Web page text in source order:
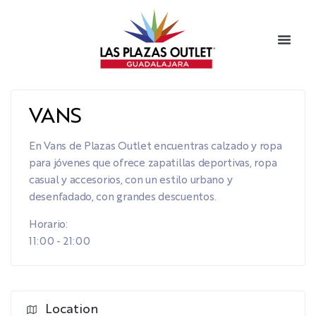
VANS
En Vans de Plazas Outlet encuentras calzado y ropa
para jóvenes que ofrece zapatillas deportivas, ropa
casual y accesorios, con un estilo urbano y
desenfadado, con grandes descuentos.
Horario:
11:00 - 21:00
Location